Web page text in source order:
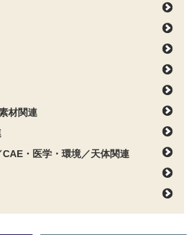
材関連
・医学・環境／天体関連